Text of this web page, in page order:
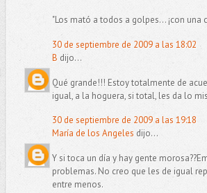
"Los mató a todos a golpes... ¡con una
30 de septiembre de 2009 a las 18:02
B dijo...
Qué grande!!! Estoy totalmente de
igual, a la hoguera, si total, les da lo
30 de septiembre de 2009 a las 19:18
María de los Angeles dijo...
Y si toca un día y hay gente
problemas. No creo que les de igual
entre menos.